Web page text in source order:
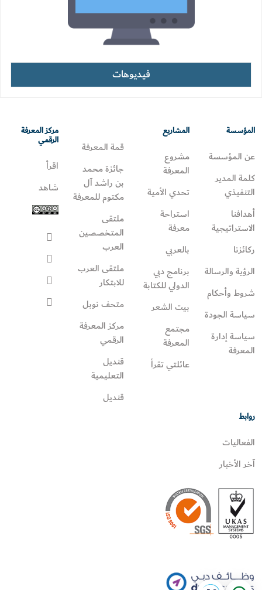
فيديوهات
المؤسسة
عن المؤسسة
كلمة المدير
التنفيذي
أهدافنا
الاستراتيجية
ركائزنا
الرؤية والرسالة
شروط وأحكام
سياسة الجودة
سياسة إدارة
المعرفة
المشاريع
مشروع
المعرفة
تحدي الأمية
استراحة
معرفة
بالعربي
برنامج دبي
الدولي للكتابة
بيت الشعر
مجتمع
المعرفة
عائلتي تقرأ‎
قمة المعرفة
جائزة محمد
بن راشد آل
مكتوم للمعرفة
ملتقى
المتخصصين
العرب
ملتقى العرب
للابتكار
متحف نوبل
مركز المعرفة
الرقمي
قنديل
التعليمية
قنديل
مركز المعرفة
الرقمي
اقرأ
شاهد
روابط
الفعاليات
آخر الأخبار